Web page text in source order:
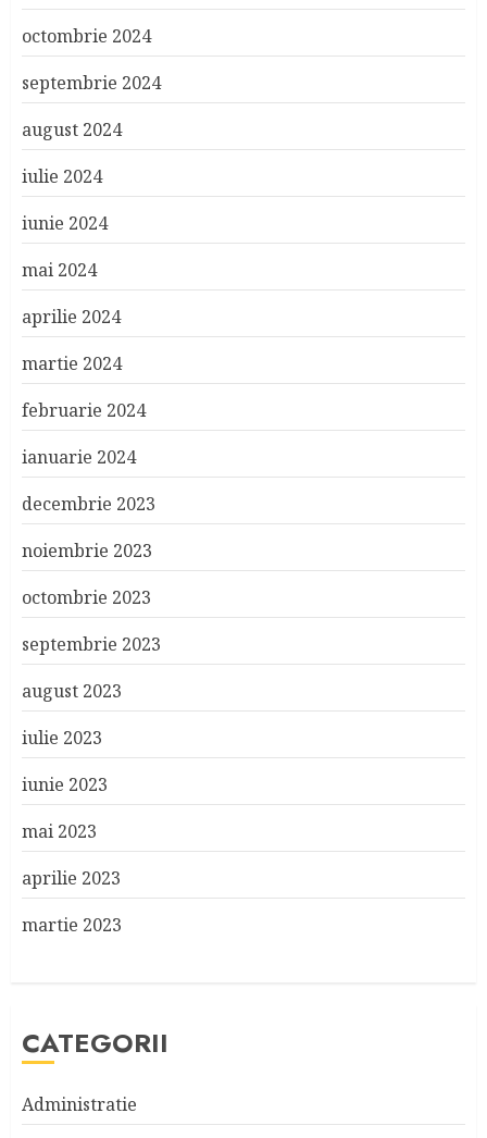
octombrie 2024
septembrie 2024
august 2024
iulie 2024
iunie 2024
mai 2024
aprilie 2024
martie 2024
februarie 2024
ianuarie 2024
decembrie 2023
noiembrie 2023
octombrie 2023
septembrie 2023
august 2023
iulie 2023
iunie 2023
mai 2023
aprilie 2023
martie 2023
CATEGORII
Administratie